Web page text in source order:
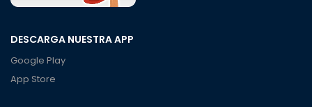
DESCARGA NUESTRA APP
Google Play
App Store